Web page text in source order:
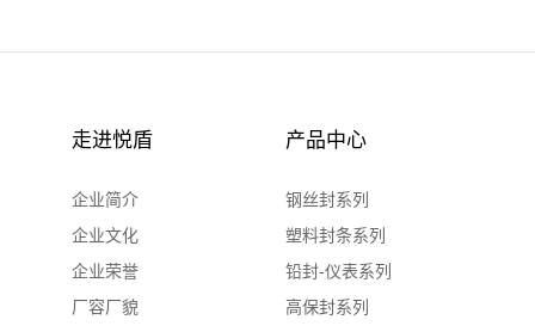
走进悦盾
企业简介
企业文化
企业荣誉
厂容厂貌
产品中心
钢丝封系列
塑料封条系列
铅封-仪表系列
高保封系列